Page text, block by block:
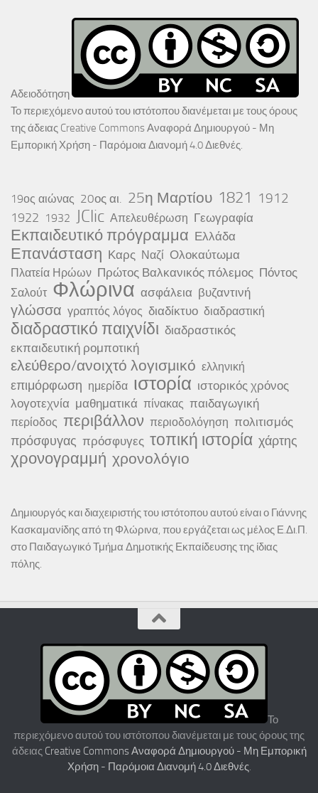
Αδειοδότηση
Το περιεχόμενο αυτού του ιστότοπου διανέμεται με τους όρους
της άδειας Creative Commons Αναφορά Δημιουργού - Μη
Εμπορική Χρήση - Παρόμοια Διανομή 4.0 Διεθνές.
19ος αιώνας 20ος αι. 25η Μαρτίου 1821 1912
1922 1932 JClic Απελευθέρωση Γεωγραφία
Εκπαιδευτικό πρόγραμμα Ελλάδα
Επανάσταση Καρς Ναζί Ολοκαύτωμα
Πλατεία Ηρώων Πρώτος Βαλκανικός πόλεμος Πόντος
Σαλούτ Φλώρινα ασφάλεια βυζαντινή
γλώσσα γραπτός λόγος διαδίκτυο διαδραστική
διαδραστικό παιχνίδι διαδραστικός
εκπαιδευτική ρομποτική
ελεύθερο/ανοιχτό λογισμικό ελληνική
επιμόρφωση ημερίδα ιστορία ιστορικός χρόνος
λογοτεχνία μαθηματικά πίνακας παιδαγωγική
περίοδος περιβάλλον περιοδολόγηση πολιτισμός
πρόσφυγας πρόσφυγες τοπική ιστορία χάρτης
χρονογραμμή χρονολόγιο
Δημιουργός και διαχειριστής του ιστότοπου αυτού είναι ο Γιάννης
Κασκαμανίδης από τη Φλώρινα, που εργάζεται ως μέλος Ε.Δι.Π.
στο Παιδαγωγικό Τμήμα Δημοτικής Εκπαίδευσης της ίδιας
πόλης.
Το
περιεχόμενο αυτού του ιστότοπου διανέμεται με τους όρους της
άδειας Creative Commons Αναφορά Δημιουργού - Μη Εμπορική
Χρήση - Παρόμοια Διανομή 4.0 Διεθνές.